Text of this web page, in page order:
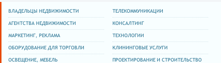
ВЛАДЕЛЬЦЫ НЕДВИЖИМОСТИ ТЕЛЕКОММУНИКАЦИИ
АГЕНТСТВА НЕДВИЖИМОСТИ КОНСАЛТИНГ
МАРКЕТИНГ, РЕКЛАМА ТЕХНОЛОГИИ
ОБОРУДОВАНИЕ ДЛЯ ТОРГОВЛИ КЛИНИНГОВЫЕ УСЛУГИ
ОСВЕЩЕНИЕ, МЕБЕЛЬ ПРОЕКТИРОВАНИЕ И СТРОИТЕЛЬСТВО